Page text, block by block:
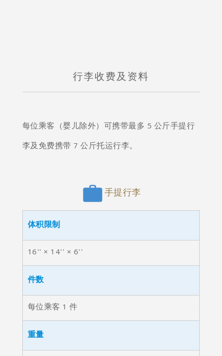
行李收费及资料
每位乘客（婴儿除外）可携带最多 5 公斤手提行
李及免费携带 7 公斤托运行李。
手提行李
体积限制
16'' × 14'' × 6''
件数
每位乘客 1 件
重量